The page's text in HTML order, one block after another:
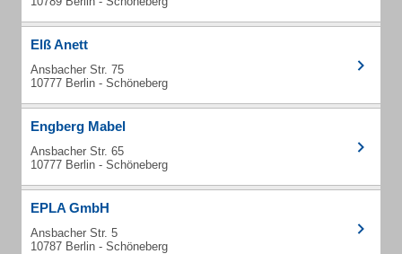
Elß Anett
Ansbacher Str. 75
10777 Berlin - Schöneberg
Engberg Mabel
Ansbacher Str. 65
10777 Berlin - Schöneberg
EPLA GmbH
Ansbacher Str. 5
10787 Berlin - Schöneberg